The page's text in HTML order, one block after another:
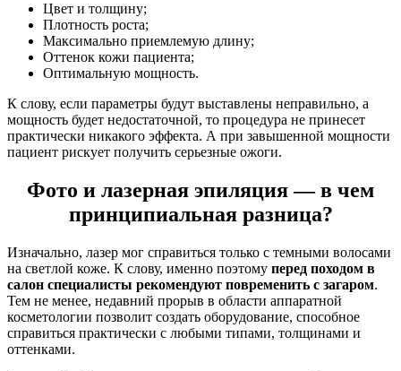
Цвет и толщину;
Плотность роста;
Максимально приемлемую длину;
Оттенок кожи пациента;
Оптимальную мощность.
К слову, если параметры будут выставлены неправильно, а
мощность будет недостаточной, то процедура не принесет
практически никакого эффекта. А при завышенной мощности
пациент рискует получить серьезные ожоги.
Фото и лазерная эпиляция — в чем
принципиальная разница?
Изначально, лазер мог справиться только с темными волосами
на светлой коже. К слову, именно поэтому перед походом в
салон специалисты рекомендуют повременить с загаром.
Тем не менее, недавний прорыв в области аппаратной
косметологии позволит создать оборудование, способное
справиться практически с любыми типами, толщинами и
оттенками.